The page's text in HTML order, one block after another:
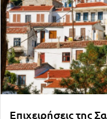
Επιχειρήσεις της